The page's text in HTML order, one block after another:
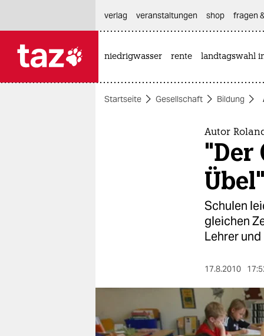
themen
nord
wahrheit
verlag
veranstaltungen shop fragen
niedrigwasser rente landtagswahl
Startseite Gesellschaft Bildung
Autor
"Der
Übel"
Schulen
gleichen
Lehrer
17.8.2010